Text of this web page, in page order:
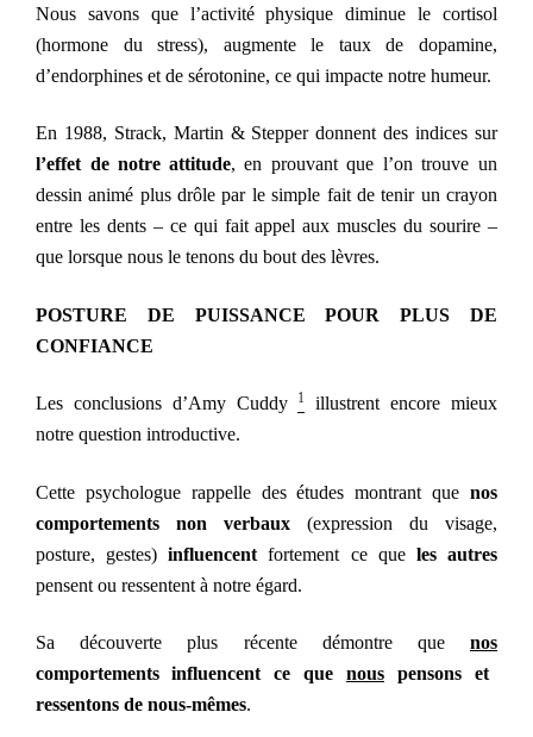
Nous savons que l’activité physique diminue le cortisol
(hormone du stress), augmente le taux de dopamine,
d’endorphines et de sérotonine, ce qui impacte notre humeur.
En 1988, Strack, Martin & Stepper donnent des indices sur
l’effet de notre attitude, en prouvant que l’on trouve un
dessin animé plus drôle par le simple fait de tenir un crayon
entre les dents – ce qui fait appel aux muscles du sourire –
que lorsque nous le tenons du bout des lèvres.
POSTURE DE PUISSANCE POUR PLUS DE
CONFIANCE
Les conclusions d’Amy Cuddy 1
illustrent encore mieux
notre question introductive.
Cette psychologue rappelle des études montrant que nos
comportements non verbaux (expression du visage,
posture, gestes)influencent fortement ce que les autres
pensent ou ressentent à notre égard.
Sa découverte plus récente démontre que nos
comportements influencent ce que nous pensons et
ressentons de nous-mêmes.